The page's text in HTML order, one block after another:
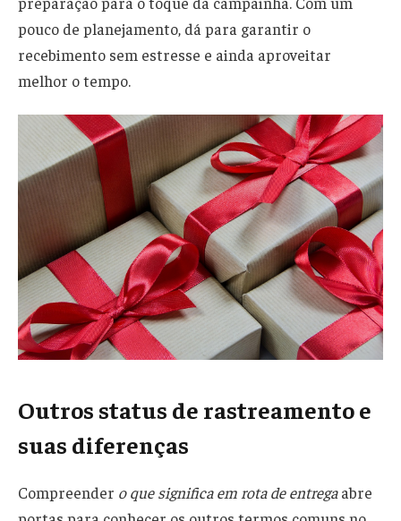
pouco de planejamento, dá para garantir o
recebimento sem estresse e ainda aproveitar
melhor o tempo.
Outros status de rastreamento e
suas diferenças
Compreender o que significa em rota de entregaabre